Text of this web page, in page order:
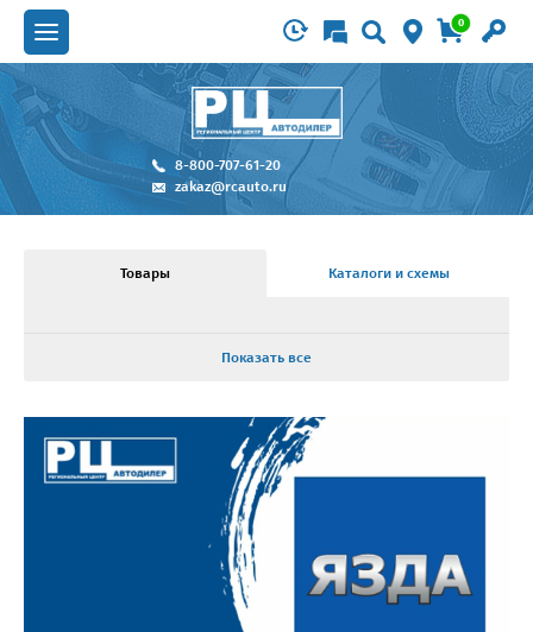
0
8-800-707-61-20
zakaz@rcauto.ru
Товары Каталоги и схемы
Показать все